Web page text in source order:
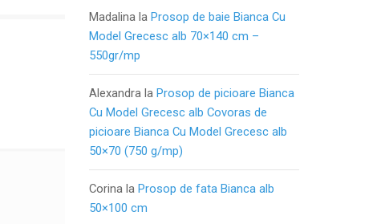
Madalinala Prosop de baie Bianca Cu
Model Grecesc alb 70×140 cm –
550gr/mp
Alexandrala Prosop de picioare Bianca
Cu Model Grecesc alb Covoras de
picioare Bianca Cu Model Grecesc alb
50×70 (750 g/mp)
Corinala Prosop de fata Bianca alb
50×100 cm